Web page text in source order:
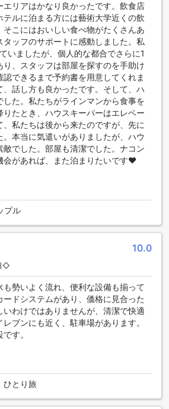
オンでは、多彩な客室タイプをご用意
ーズにぴったり合った滞在をお楽しみ
メートルのスーペリアダブルルーム
間でダブルベッドを備え、快適な滞在
平方メートルのスーペリアツインル
ルベッドでご家族や友人とのご宿泊に
平方メートルのデラックスダブルルー
空間でダブルベッドを備え、贅沢な時
ます。 また、60平方メートルのVIPト
ルまたはダブルベッドを選べる快適
プやファミリーに理想的です。100平
ベッドルームは、日本式布団とシング
豪華な設計で、長期滞在や特別な記
、3つのシングルベッドを備えたトリ
や小グループの旅行にぴったりで
客室をアゴダで予約することで、最良
とができ、煩わしさのない簡単な予約
だけます。アゴダは、お客様にとっ
約体験を提供し、素晴らしい滞在をサ
ビリオン（SHAエクストラプラス）
ビリオン（SHAエクストラプラス）
に位置するホテルです。このホテル
ろやアクティビティが豊富で、訪れ
す。
い自然と歴史的な名所が共存する場所
数分の距離にあるラーチャプルエッ
の伝統的な建築様式を体現した美し
内には、花や植物の展示があり、訪
ときを提供してくれます。
ナイトマーケットやレストランが点在
エリアはかなり良かったです。飲食店
ルに泊まる方には藝術大学近くの飲
こにはおいしい食べ物がたくさんあ
タッフのサポートに感動しました。私
いましたが、個人的な都合でさらに1
り、スタッフは部屋を探すのを手助け
認できるまで予約書を用意してくれま
、話し方も良かったです。そして、ハ
した。私たちがラインマンから食事を
たとき、ハウスキーパーはエレベー
、私たちは後から来たのですが、先に
。本当に気遣いがありましたが、ハウ
敵でした。部屋も清潔でした。ナコン
会があれば、また泊まりたいです❤️
プル
10.0
◇
勢いよく流れ、便利な設備も揃って
ードシステムがあり、価格に見合った
わけではありませんが、清潔で快適
ブンにも近く、駐車場があります。
す。
ひとり旅